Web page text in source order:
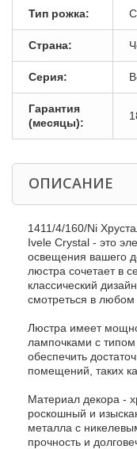
Тип рожка:
Страна:
Серия:
Гарантия
(месяцы):
ОПИСАНИЕ
1411/4/160/Ni
Ivele Crystal - это
освещения вашего
люстра сочетает в
классический
смотреться в любом
Люстра имеет
лампочками с
обеспечить
помещений, таких
Материал декора -
роскошный и
металла с
прочность и